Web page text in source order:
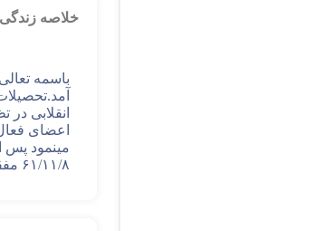
خلاصه زندگی
انقلابی
اعضای
مینمود پس
۶۱/۱۱/۸ مفقود الار گردید که تاکنون هیچگونه اثری اروی بدست نیامد و مادر داغدار هنوز در انتظار ورود فرزندش میباشد .